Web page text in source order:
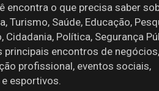
encontra o que precisa saber
Turismo, Saúde, Educação,
Cidadania, Política, Segurança
principais encontros de negócios,
profissional, eventos sociais,
esportivos.